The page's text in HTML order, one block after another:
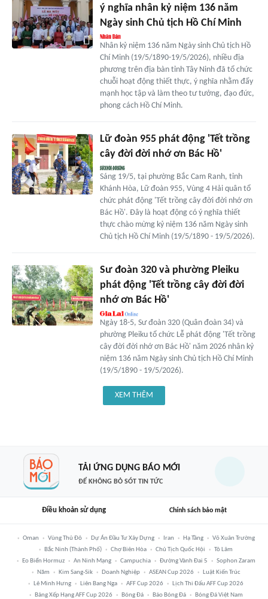
ý nghĩa nhân kỷ niệm 136 năm
Ngày sinh Chủ tịch Hồ Chí Minh
Nhân kỷ niệm 136 năm Ngày sinh Chủ tịch Hồ
Chí Minh (19/5/1890-19/5/2026), nhiều địa
phương trên địa bàn tỉnh Tây Ninh đã tổ chức
chuỗi hoạt động thiết thực, ý nghĩa nhằm đẩy
mạnh học tập và làm theo tư tưởng, đạo đức,
phong cách Hồ Chí Minh.
Lữ đoàn 955 phát động 'Tết trồng
cây đời đời nhớ ơn Bác Hồ'
Sáng 19/5, tại phường Bắc Cam Ranh, tỉnh
Khánh Hòa, Lữ đoàn 955, Vùng 4 Hải quân tổ
chức phát động 'Tết trồng cây đời đời nhớ ơn
Bác Hồ'. Đây là hoạt động có ý nghĩa thiết
thực chào mừng kỷ niệm 136 năm Ngày sinh
Chủ tịch Hồ Chí Minh (19/5/1890 - 19/5/2026).
Sư đoàn 320 và phường Pleiku
phát động 'Tết trồng cây đời đời
nhớ ơn Bác Hồ'
Ngày 18-5, Sư đoàn 320 (Quân đoàn 34) và
phường Pleiku tổ chức Lễ phát động 'Tết trồng
cây đời đời nhớ ơn Bác Hồ' năm 2026 nhân kỷ
niệm 136 năm Ngày sinh Chủ tịch Hồ Chí Minh
(19/5/1890 - 19/5/2026).
XEM THÊM
TẢI ỨNG DỤNG BÁO MỚI
ĐỂ KHÔNG BỎ SÓT TIN TỨC
Điều khoản sử dụng Chính sách bảo mật
Oman Vùng Thủ Đô Dự Án Đầu Tư Xây Dựng Iran Hạ Tầng
Võ Xuân Trường
Bắc Ninh (thành Phố)
Chợ Biên Hòa Chủ Tịch Quốc Hội
Tô Lâm
Eo Biển Hormuz
An Ninh Mạng Campuchia Đường Vành Đai 5
Sophon Zaram
Năm
Kim Sang-Sik Doanh Nghiệp ASEAN Cup 2026
Luật Kiến Trúc
Lê Minh Hưng
Liên Bang Nga AFF Cup 2026
Lịch Thi Đấu AFF Cup 2026
Bảng Xếp Hạng AFF Cup 2026
Bóng Đá Báo Bóng Đá Bóng Đá Việt Nam